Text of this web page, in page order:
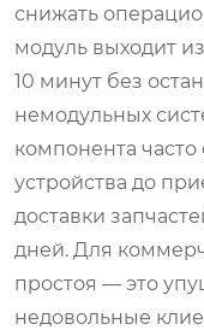
снижать
модуль выходит
10 минут без
немодульных
компонента часто
устройства до
доставки
дней. Для
простоя — это
недовольные